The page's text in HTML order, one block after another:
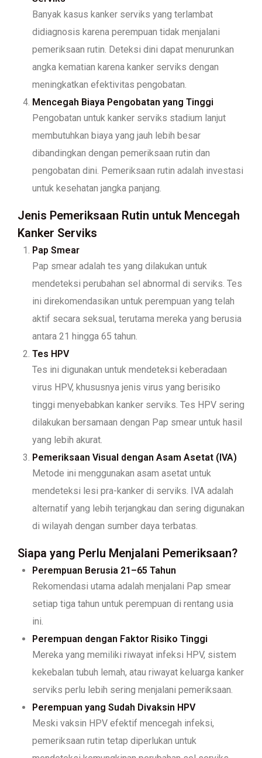
Banyak kasus kanker serviks yang terlambat
didiagnosis karena perempuan tidak menjalani
pemeriksaan rutin. Deteksi dini dapat menurunkan
angka kematian karena kanker serviks dengan
meningkatkan efektivitas pengobatan.
Mencegah Biaya Pengobatan yang Tinggi
Pengobatan untuk kanker serviks stadium lanjut
membutuhkan biaya yang jauh lebih besar
dibandingkan dengan pemeriksaan rutin dan
pengobatan dini. Pemeriksaan rutin adalah investasi
untuk kesehatan jangka panjang.
Jenis Pemeriksaan Rutin untuk Mencegah
Kanker Serviks
Pap Smear
Pap smear adalah tes yang dilakukan untuk
mendeteksi perubahan sel abnormal di serviks. Tes
ini direkomendasikan untuk perempuan yang telah
aktif secara seksual, terutama mereka yang berusia
antara 21 hingga 65 tahun.
Tes HPV
Tes ini digunakan untuk mendeteksi keberadaan
virus HPV, khususnya jenis virus yang berisiko
tinggi menyebabkan kanker serviks. Tes HPV sering
dilakukan bersamaan dengan Pap smear untuk hasil
yang lebih akurat.
Pemeriksaan Visual dengan Asam Asetat (IVA)
Metode ini menggunakan asam asetat untuk
mendeteksi lesi pra-kanker di serviks. IVA adalah
alternatif yang lebih terjangkau dan sering digunakan
di wilayah dengan sumber daya terbatas.
Siapa yang Perlu Menjalani Pemeriksaan?
Perempuan Berusia 21–65 Tahun
Rekomendasi utama adalah menjalani Pap smear
setiap tiga tahun untuk perempuan di rentang usia
ini.
Perempuan dengan Faktor Risiko Tinggi
Mereka yang memiliki riwayat infeksi HPV, sistem
kekebalan tubuh lemah, atau riwayat keluarga kanker
serviks perlu lebih sering menjalani pemeriksaan.
Perempuan yang Sudah Divaksin HPV
Meski vaksin HPV efektif mencegah infeksi,
pemeriksaan rutin tetap diperlukan untuk